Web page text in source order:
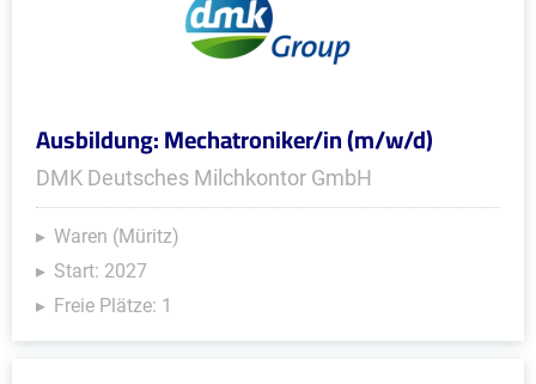
Ausbildung: Mechatroniker/in (m/w/d)
DMK Deutsches Milchkontor GmbH
Waren (Müritz)
Start: 2027
Freie Plätze: 1